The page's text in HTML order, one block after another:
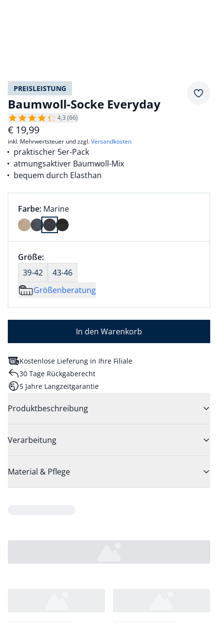
PREISLEISTUNG
Baumwoll-Socke Everyday
4,3 (66)
€ 19,99
inkl. Mehrwertsteuer und zzgl.Versandkosten
praktischer 5er-Pack
atmungsaktiver Baumwoll-Mix
bequem durch Elasthan
Farbauswahl:
Farbe: aktuell ausgewählt:
Marine
Farbe Marine ausgewählt
Größenauswahl:
Größe:nichts ausgewählt
39-42
43-46
Größenberatung
In den Warenkorb
Kostenlose Lieferung in Ihre Filiale
30 Tage Rückgaberecht
5 Jahre Langzeitgarantie
Produktbeschreibung
Verarbeitung
Material & Pflege